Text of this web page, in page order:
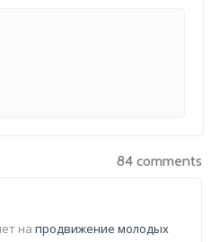
84 comments
на продвижение молодых